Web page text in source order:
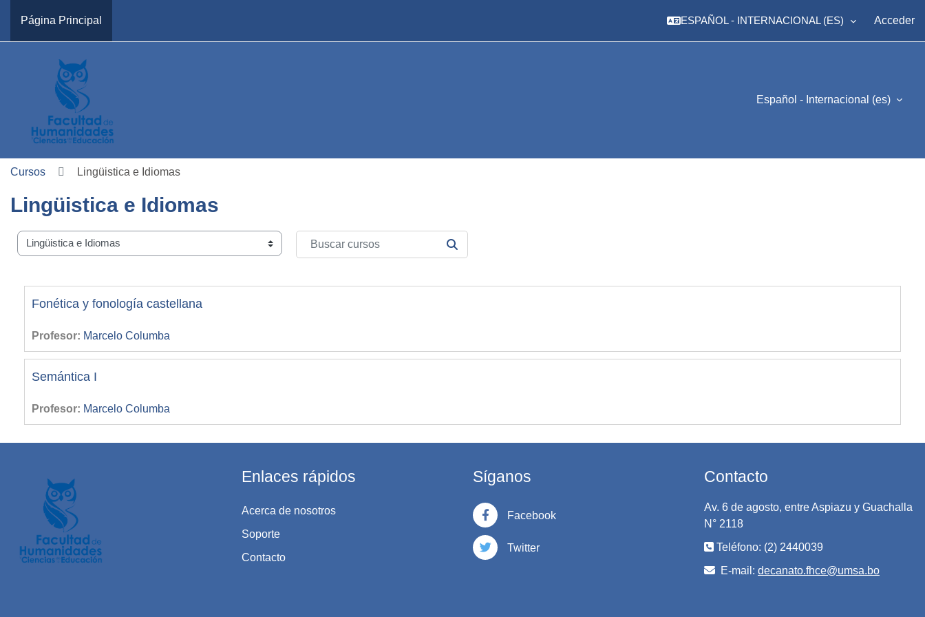
Página Principal
ESPAÑOL - INTERNACIONAL ‎(ES)‎ Acceder
Español - Internacional ‎(es)‎
Cursos Lingüistica e Idiomas
Lingüistica e Idiomas
Buscar cursos
BUSCAR CURSOS
Fonética y fonología castellana
Profesor: Marcelo Columba
Semántica I
Profesor: Marcelo Columba
Enlaces rápidos
Acerca de nosotros
Soporte
Contacto
Síganos
Facebook
Twitter
Contacto
Av. 6 de agosto, entre Aspiazu y Guachalla
N° 2118
Teléfono: (2) 2440039
E-mail: decanato.fhce@umsa.bo